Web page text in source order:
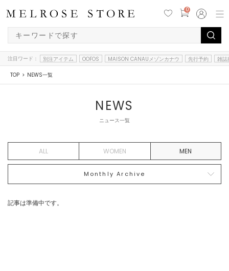
0
注目ワード： 別注アイテム OOFOS MAISON CANAUメゾンカナウ 先行予約 雑誌
TOP NEWS一覧
NEWS
ニュース一覧
ALL WOMEN MEN
Monthly Archive
記事は準備中です。